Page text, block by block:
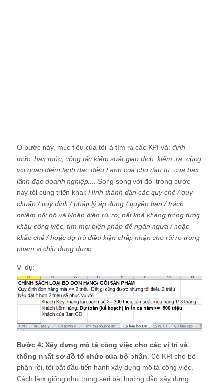
Ở bước này, mục tiêu của tôi là tìm ra các KPI và: định
mức, hạn mức, công tác kiểm soát giao dịch, kiểm tra, cùng
với quan điểm lãnh đạo điều hành của chủ đầu tư, của ban
lãnh đạo doanh nghiệp...
. Song song với đó, trong bước
này tôi cũng triển khai: Hình thành dần các quy chế / quy
chuẩn / quy định / pháp lý áp dụng / quyền hạn / trách
nhiệm nội bộ và Nhận diện rủi ro, bất khả kháng trong từng
khâu công việc, tìm mọi biện pháp để ngăn ngừa / hoặc
khắc chế / hoặc dự trù điều kiện chấp nhận cho rủi ro trong
phạm vi chịu đựng được.
Ví dụ:
Bước 4: Xây dựng mô tả công việc cho các vị trí và
thống nhất sơ đồ tổ chức của bộ phận . Có KPI cho bộ
phận rồi, tôi bắt đầu tiến hành xây dựng mô tả công việc.
Cách làm giống như trong seri bài hướng dẫn xây dựng